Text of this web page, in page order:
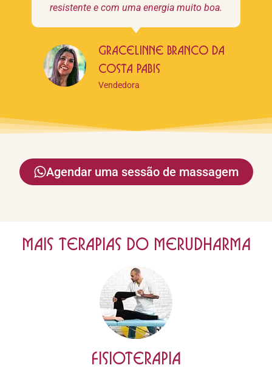
resistente e com uma energia muito boa.
Gracelinne Branco Da
Costa Pabis
Vendedora
Agendar uma sessão de massagem
Mais terapias do Merudharma
Fisioterapia